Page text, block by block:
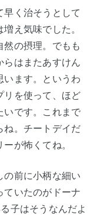
早く治そうとして
え気味でした。
の摂理。でもも
らはまたあすけん
います。というわ
リを使って、ほど
いです。これまで
ね。チートデイだ
が怖くてね。
の前に小柄な細い
ていたのがドーナ
子はそうなんだよ